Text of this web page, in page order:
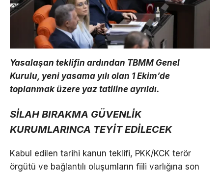
Yasalaşan teklifin ardından TBMM Genel
Kurulu, yeni yasama yılı olan 1 Ekim’de
toplanmak üzere yaz tatiline ayrıldı.
SİLAH BIRAKMA GÜVENLİK
KURUMLARINCA TEYİT EDİLECEK
Kabul edilen tarihi kanun teklifi, PKK/KCK terör
örgütü ve bağlantılı oluşumların fiili varlığına son